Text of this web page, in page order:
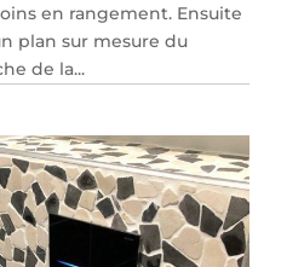
en rangement. Ensuite
plan sur mesure du
de la...